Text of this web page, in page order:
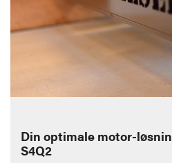
Din optimale motor-
S4Q2